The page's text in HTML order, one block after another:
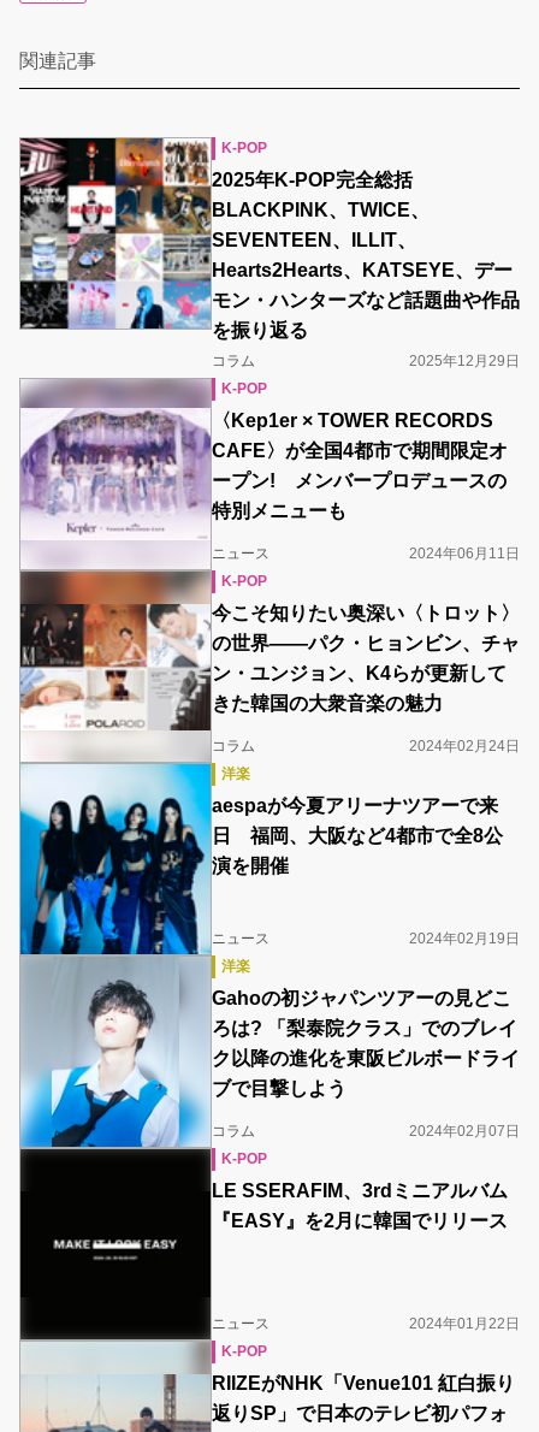
関連記事
K-POP
2025年K-POP完全総括
BLACKPINK、TWICE、
SEVENTEEN、ILLIT、
Hearts2Hearts、KATSEYE、デー
モン・ハンターズなど話題曲や作品
を振り返る
コラム
2025年12月29日
K-POP
〈Kep1er × TOWER RECORDS
CAFE〉が全国4都市で期間限定オ
ープン! メンバープロデュースの
特別メニューも
ニュース
2024年06月11日
K-POP
今こそ知りたい奥深い〈トロット〉
の世界――パク・ヒョンビン、チャ
ン・ユンジョン、K4らが更新して
きた韓国の大衆音楽の魅力
コラム
2024年02月24日
洋楽
aespaが今夏アリーナツアーで来
日 福岡、大阪など4都市で全8公
演を開催
ニュース
2024年02月19日
洋楽
Gahoの初ジャパンツアーの見どこ
ろは? 「梨泰院クラス」でのブレイ
ク以降の進化を東阪ビルボードライ
ブで目撃しよう
コラム
2024年02月07日
K-POP
LE SSERAFIM、3rdミニアルバム
『EASY』を2月に韓国でリリース
ニュース
2024年01月22日
K-POP
RIIZEがNHK「Venue101 紅白振り
返りSP」で日本のテレビ初パフォ